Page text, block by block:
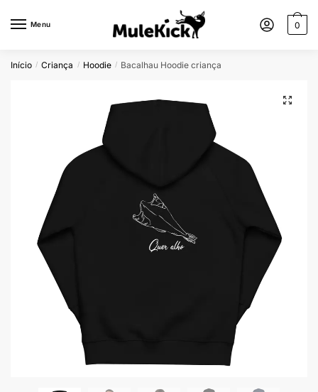
Menu 0
Início / Criança / Hoodie / Bacalhau Hoodie criança
🔍